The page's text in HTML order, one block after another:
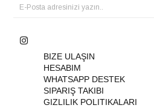
BIZE ULAŞIN
HESABIM
WHATSAPP DESTEK
SIPARIŞ TAKIBI
GIZLILIK POLITIKALARI